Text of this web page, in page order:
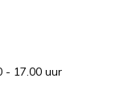
- 17.00 uur